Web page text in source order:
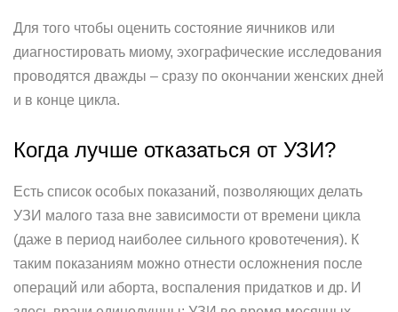
Для того чтобы оценить состояние яичников или
диагностировать миому, эхографические исследования
проводятся дважды – сразу по окончании женских дней
и в конце цикла.
Когда лучше отказаться от УЗИ?
Есть список особых показаний, позволяющих делать
УЗИ малого таза вне зависимости от времени цикла
(даже в период наиболее сильного кровотечения). К
таким показаниям можно отнести осложнения после
операций или аборта, воспаления придатков и др. И